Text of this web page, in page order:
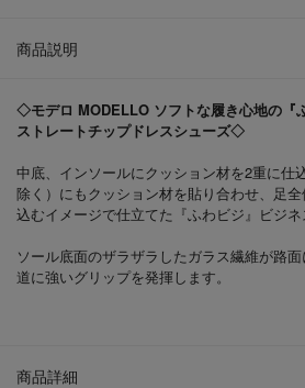
商品詳細
商品説明
◇モデロ MODELLO ソフトな履き心地の『
ストレートチップドレスシューズ◇
中底、インソールにクッション材を2重に仕
除く）にもクッション材を貼り合わせ、足
込むイメージで仕立てた『ふわビジ』ビジネ
ソール底面のザラザラしたガラス繊維が路
道に強いグリップを発揮します。